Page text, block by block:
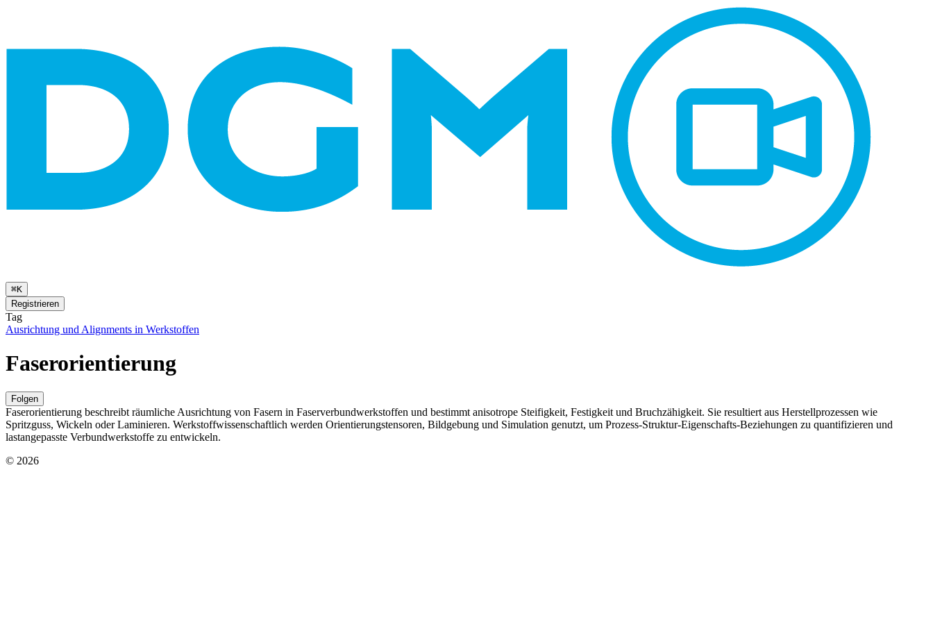
⌘K
Registrieren
Tag
Ausrichtung und Alignments in Werkstoffen
Faserorientierung
Folgen
Faserorientierung beschreibt räumliche Ausrichtung von Fasern in Faserverbundwerkstoffen und bestimmt anisotrope Steifigkeit, Festigkeit und Bruchzähigkeit. Sie resultiert aus Herstellprozessen wie
Spritzguss, Wickeln oder Laminieren. Werkstoffwissenschaftlich werden Orientierungstensoren, Bildgebung und Simulation genutzt, um Prozess‑Struktur‑Eigenschafts‑Beziehungen zu quantifizieren und
lastangepasste Verbundwerkstoffe zu entwickeln.
© 2026